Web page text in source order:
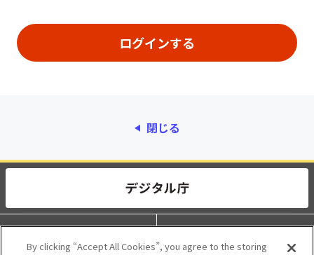
閉じる
動作環境 個人情報保護
By clicking “Accept All Cookies”, you agree to the storing